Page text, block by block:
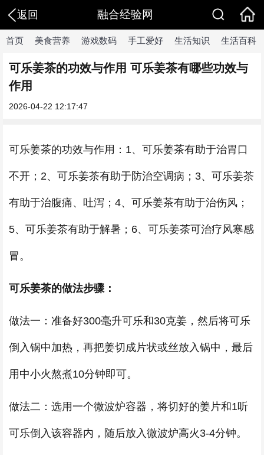
返回 融合经验网
首页 美食营养 游戏数码 手工爱好 生活知识 生活百科
可乐姜茶的功效与作用 可乐姜茶有哪些功效与
作用
2026-04-22 12:17:47
可乐姜茶的功效与作用：1、可乐姜茶有助于治胃口
不开；2、可乐姜茶有助于防治空调病；3、可乐姜茶
有助于治腹痛、吐泻；4、可乐姜茶有助于治伤风；
5、可乐姜茶有助于解暑；6、可乐姜茶可治疗风寒感
冒。
可乐姜茶的做法步骤：
做法一：准备好300毫升可乐和30克姜，然后将可乐
倒入锅中加热，再把姜切成片状或丝放入锅中，最后
用中小火熬煮10分钟即可。
做法二：选用一个微波炉容器，将切好的姜片和1听
可乐倒入该容器内，随后放入微波炉高火3-4分钟。